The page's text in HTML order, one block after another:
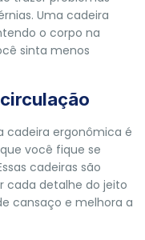
Uma cadeira
o corpo na
sinta menos
cadeira ergonômica é
você fique se
cadeiras são
cada detalhe do jeito
cansaço e melhora a